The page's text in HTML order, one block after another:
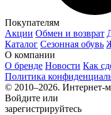
Покупателям
Акции Обмен и возврат
Каталог Сезонная обувь
О компании
О бренде Новости Как
Политика
© 2010–2026. Интернет-
Войдите или
зарегистрируйтесь